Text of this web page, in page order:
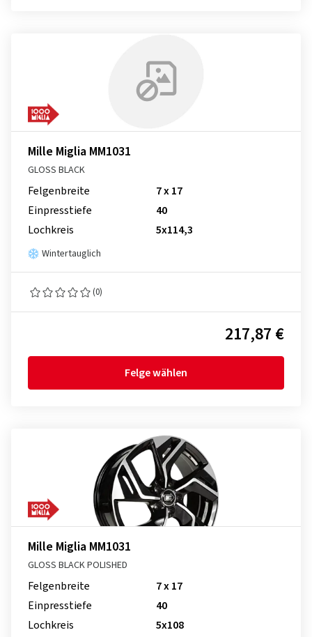
Mille Miglia MM1031
GLOSS BLACK
Felgenbreite
7 x 17
Einpresstiefe
40
Lochkreis
5x114,3
Wintertauglich
(0)
217,87 €
Felge wählen
Mille Miglia MM1031
GLOSS BLACK POLISHED
Felgenbreite
7 x 17
Einpresstiefe
40
Lochkreis
5x108